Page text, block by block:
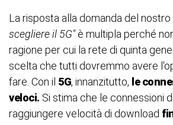
La risposta alla domanda del
scegliere il 5G"è multipla perché
ragione per cui la rete di quinta
scelta che tutti dovremmo avere
fare. Con il 5G, innanzitutto, le
veloci. Si stima che le connessioni
raggiungere velocità di download